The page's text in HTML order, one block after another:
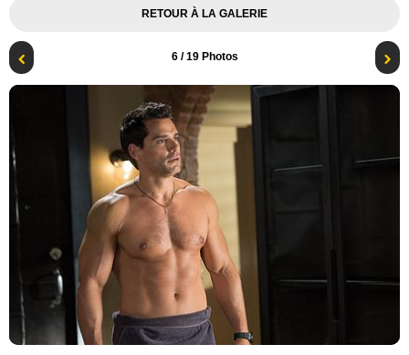
RETOUR À LA GALERIE
6/ 19 Photos